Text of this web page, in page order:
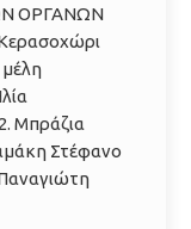
ΟΡΓΑΝΩΝ
Μπράζια
Στέφανο